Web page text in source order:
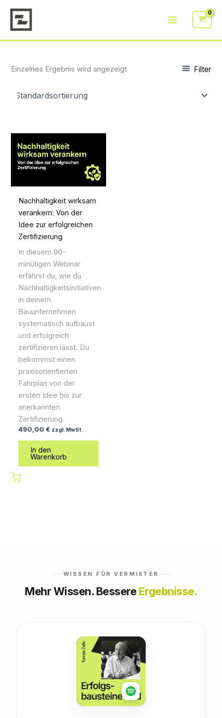
Inhalt
springen
Einzelnes Ergebnis wird angezeigt Filter
Nachhaltigkeit wirksam
verankern: Von der
Idee zur erfolgreichen
Zertifizierung
In diesem 90-
minütigen Webinar
erfährst du, wie du
Nachhaltigkeitsinitiativen
in deinem
Bauunternehmen
systematisch aufbaust
und erfolgreich
zertifizieren lässt. Du
bekommst einen
praxisorientierten
Fahrplan von der
ersten Idee bis zur
anerkannten
Zertifizierung.
490,00 € zzgl. MwSt.
In den
Warenkorb
WISSEN FÜR VERMIETER
Mehr Wissen. BessereErgebnisse.